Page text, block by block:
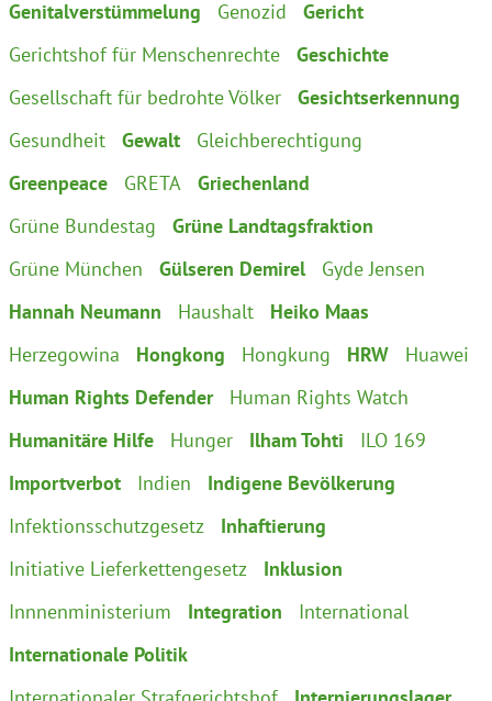
Genitalverstümmelung
Genozid
Gericht
Gerichtshof für Menschenrechte
Geschichte
Gesellschaft für bedrohte Völker
Gesichtserkennung
Gesundheit
Gewalt
Gleichberechtigung
Greenpeace
GRETA
Griechenland
Grüne Bundestag
Grüne Landtagsfraktion
Grüne München
Gülseren Demirel
Gyde Jensen
Hannah Neumann
Haushalt
Heiko Maas
Herzegowina
Hongkong Hongkung HRW
Huawei
Human Rights Defender
Human Rights Watch
Humanitäre Hilfe
Hunger Ilham Tohti
ILO 169
Importverbot
Indien
Indigene Bevölkerung
Infektionsschutzgesetz
Inhaftierung
Initiative Lieferkettengesetz
Inklusion
Innnenministerium
Integration
International
Internationale Politik